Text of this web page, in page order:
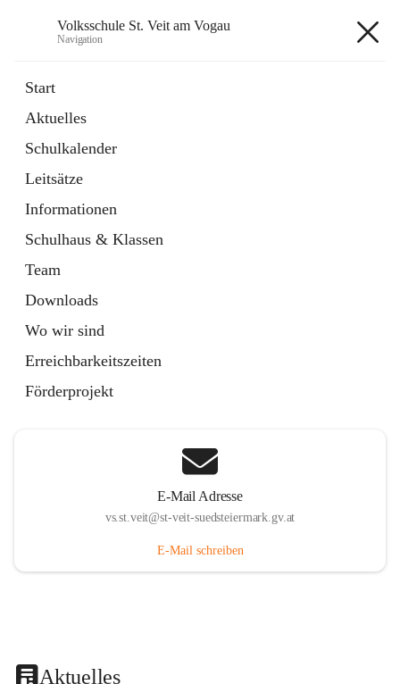
Volksschule St. Veit am Vogau
Navigation
Start
Aktuelles
Schulkalender
Leitsätze
Informationen
Schulhaus & Klassen
Team
Downloads
Wo wir sind
Erreichbarkeitszeiten
Förderprojekt
E-Mail Adresse
vs.st.veit@st-veit-suedsteiermark.gv.at
E-Mail schreiben
Aktuelles